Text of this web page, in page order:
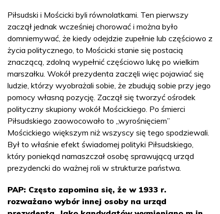
Piłsudski i Mościcki byli równolatkami. Ten pierwszy
zaczął jednak wcześniej chorować i można było
domniemywać, że kiedy odejdzie zupełnie lub częściowo z
życia politycznego, to Mościcki stanie się postacią
znaczącą, zdolną wypełnić częściowo lukę po wielkim
marszałku. Wokół prezydenta zaczęli więc pojawiać się
ludzie, którzy wyobrażali sobie, że zbudują sobie przy jego
pomocy własną pozycję. Zaczął się tworzyć ośrodek
polityczny skupiony wokół Mościckiego. Po śmierci
Piłsudskiego zaowocowało to „wyrośnięciem”
Mościckiego większym niż wszyscy się tego spodziewali.
Był to właśnie efekt świadomej polityki Piłsudskiego,
który poniekąd namaszczał osobę sprawującą urząd
prezydencki do ważnej roli w strukturze państwa.
PAP: Często zapomina się, że w 1933 r.
rozważano wybór innej osoby na urząd